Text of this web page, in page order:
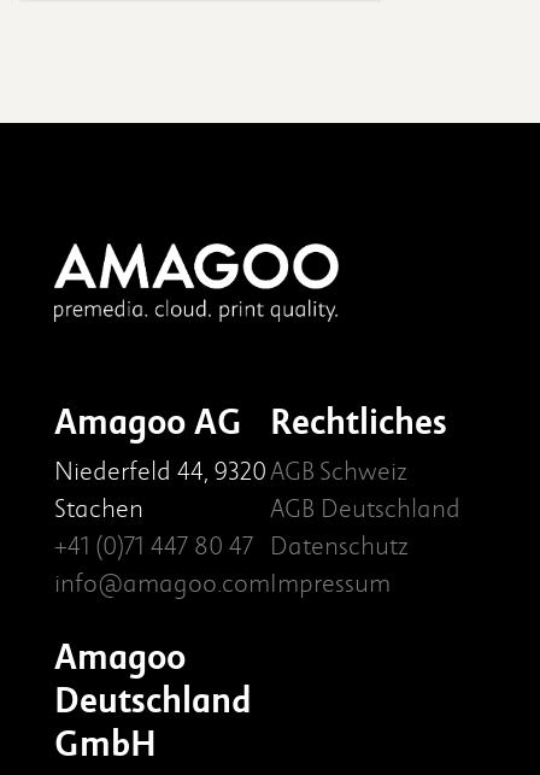
Amagoo AG
Niederfeld 44, 9320
Stachen
+41 (0)71 447 80 47
info@amagoo.com
Amagoo
Deutschland
GmbH
Rechtliches
AGB Schweiz
AGB Deutschland
Datenschutz
Impressum